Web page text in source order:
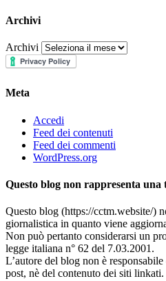
Archivi
Archivi
Meta
Accedi
Feed dei contenuti
Feed dei commenti
WordPress.org
Questo blog non rappresenta una
Questo blog (https://cctm.website/)
giornalistica in quanto viene
Non può pertanto considerarsi un
legge italiana n° 62 del 7.03.2001.
L’autore del blog non è
post, nè del contenuto dei siti linkati.